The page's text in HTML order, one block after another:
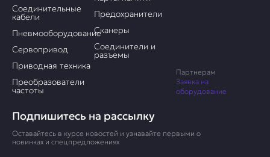
Подпишитесь на рассылку
Оставайтесь в курсе новостей и узнавайте первыми о
новинках и спецпредложениях
Соединительные
кабели
Пневмооборудование
Сервопривод
Приводная техника
Преобразователи
частоты
Предохранители
Сканеры
Соединители и
разъемы
Партнерам
Заявка на
оборудование